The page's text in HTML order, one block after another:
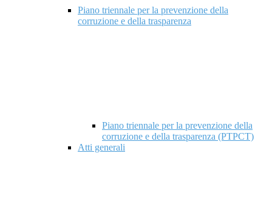
Piano triennale per la prevenzione della
corruzione e della trasparenza
Piano triennale per la prevenzione della
corruzione e della trasparenza (PTPCT)
Atti generali